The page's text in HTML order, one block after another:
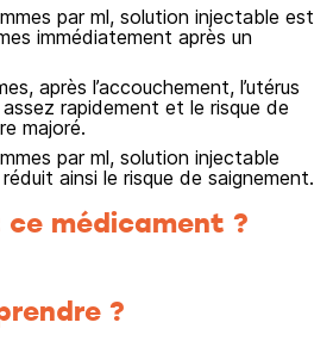
par ml, solution injectable est
immédiatement après un
après l’accouchement, l’utérus
rapidement et le risque de
majoré.
par ml, solution injectable
ainsi le risque de saignement.
médicament ?
?